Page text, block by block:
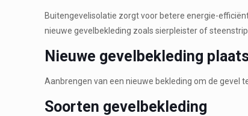
Buitengevelisolatie zorgt voor betere energie-
nieuwe gevelbekleding zoals sierpleister of
Nieuwe gevelbekleding
Aanbrengen van een nieuwe bekleding om de gevel
Soorten gevelbekleding